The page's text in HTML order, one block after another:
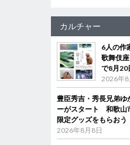
カルチャー
6人の作
歌舞伎
で8月20
2026年8
豊臣秀吉・秀長兄弟ゆ
ーがスタート 和歌山
限定グッズをもらおう
2026年8月8日